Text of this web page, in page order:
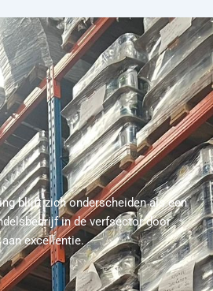
blijft zich onderscheiden als een
in de verfsector door
excellentie.